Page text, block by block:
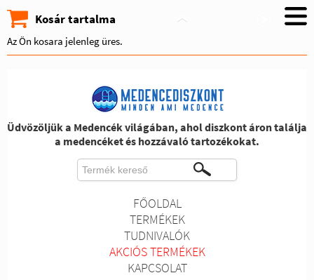
Kosár tartalma
Az Ön kosara jelenleg üres.
Üdvözöljük a Medencék világában, ahol diszkont áron találja
a medencéket és hozzávaló tartozékokat.
FŐOLDAL
TERMÉKEK
TUDNIVALÓK
AKCIÓS TERMÉKEK
KAPCSOLAT